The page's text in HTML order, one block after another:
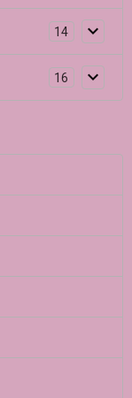
14
16